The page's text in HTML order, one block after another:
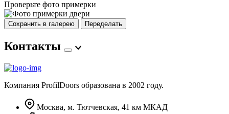
Проверьте фото примерки
Сохранить в галерею Переделать
Контакты
Компания ProfilDoors образована в 2002 году.
Москва, м. Тютчевская, 41 км МКАД